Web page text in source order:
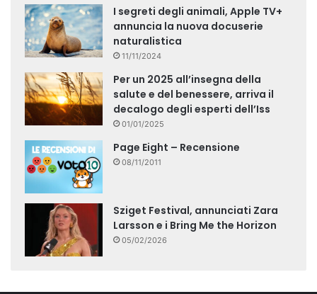
I segreti degli animali, Apple TV+
annuncia la nuova docuserie
naturalistica
11/11/2024
Per un 2025 all’insegna della
salute e del benessere, arriva il
decalogo degli esperti dell’Iss
01/01/2025
Page Eight – Recensione
08/11/2011
Sziget Festival, annunciati Zara
Larsson e i Bring Me the Horizon
05/02/2026